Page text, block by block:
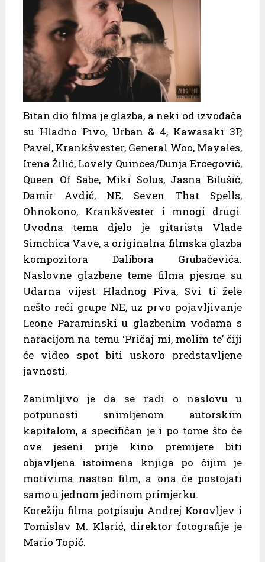
Bitan dio filma je glazba, a neki od izvođača
su Hladno Pivo, Urban & 4, Kawasaki 3P,
Pavel, Krankšvester, General Woo, Mayales,
Irena Žilić, Lovely Quinces/Dunja Ercegović,
Queen Of Sabe, Miki Solus, Jasna Bilušić,
Damir Avdić, NE, Seven That Spells,
Ohnokono, Krankšvester i mnogi drugi.
Uvodna tema djelo je gitarista Vlade
Simchica Vave, a originalna filmska glazba
kompozitora Dalibora Grubačevića.
Naslovne glazbene teme filma pjesme su
Udarna vijest Hladnog Piva, Svi ti žele
nešto reći grupe NE, uz prvo pojavljivanje
Leone Paraminski u glazbenim vodama s
naracijom na temu ‘Pričaj mi, molim te’ čiji
će video spot biti uskoro predstavljene
javnosti.
Zanimljivo je da se radi o naslovu u
potpunosti snimljenom autorskim
kapitalom, a specifičan je i po tome što će
ove jeseni prije kino premijere biti
objavljena istoimena knjiga po čijim je
motivima nastao film, a ona će postojati
samo u jednom jedinom primjerku.
Korežiju filma potpisuju Andrej Korovljev i
Tomislav M. Klarić, direktor fotografije je
Mario Topić.